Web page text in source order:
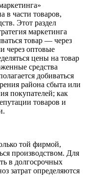
в части товаров,
Этот раздел
маркетинга
товар — через
через оптовые
цены на товар
средства
добиваться
района сбыта или
покупателей; как
товаров и
той фирмой,
производством. Для
в долгосрочных
затрат определяются